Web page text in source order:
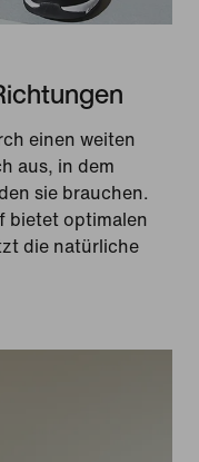
einen weiten
aus, in dem
sie brauchen.
bietet optimalen
die natürliche